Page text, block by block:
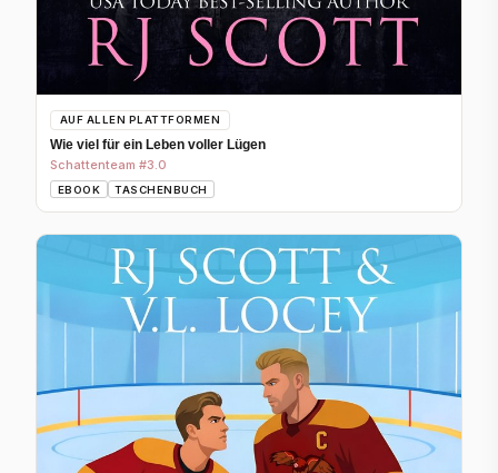
AUF ALLEN PLATTFORMEN
Wie viel für ein Leben voller Lügen
Schattenteam #3.0
EBOOK TASCHENBUCH